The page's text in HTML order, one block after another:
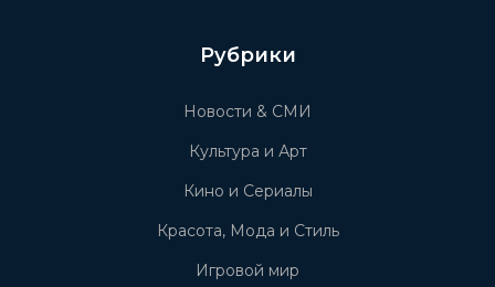
Рубрики
Новости & СМИ
Культура и Арт
Кино и Сериалы
Красота, Мода и Стиль
Игровой мир